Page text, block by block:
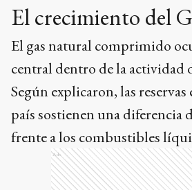
El crecimiento del
El gas natural comprimido
central dentro de la actividad
Según explicaron, las reservas
país sostienen una diferencia
frente a los combustibles
Ads